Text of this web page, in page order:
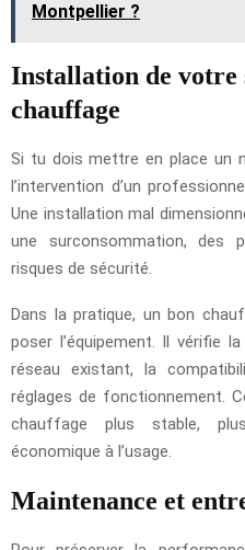
Montpellier ?
Installation de votre
chauffage
Si tu dois mettre en place un
l’intervention d’un
Une installation mal
une surconsommation, des
risques de sécurité.
Dans la pratique, un bon
poser l’équipement. Il vérifie
réseau existant, la
réglages de fonctionnement.
chauffage plus stable,
économique à l’usage.
Maintenance et